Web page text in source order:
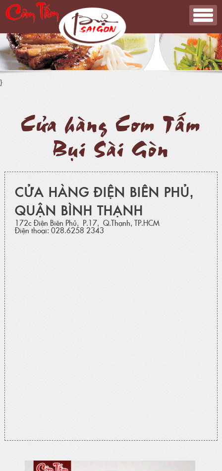
}
Cửa hàng Cơm Tấm
Bụi Sài Gòn
CỬA HÀNG ĐIỆN BIÊN PHỦ,
QUẬN BÌNH THẠNH
172c Điện Biên Phủ, P.17, Q.Thạnh, TP.HCM
Điện thoại: 028.6258 2343